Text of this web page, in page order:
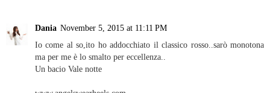
Dania November 5, 2015 at 11:11 PM
Io come al so,ito ho addocchiato il classico rosso..sarò monotona
ma per me è lo smalto per eccellenza..
Un bacio Vale notte